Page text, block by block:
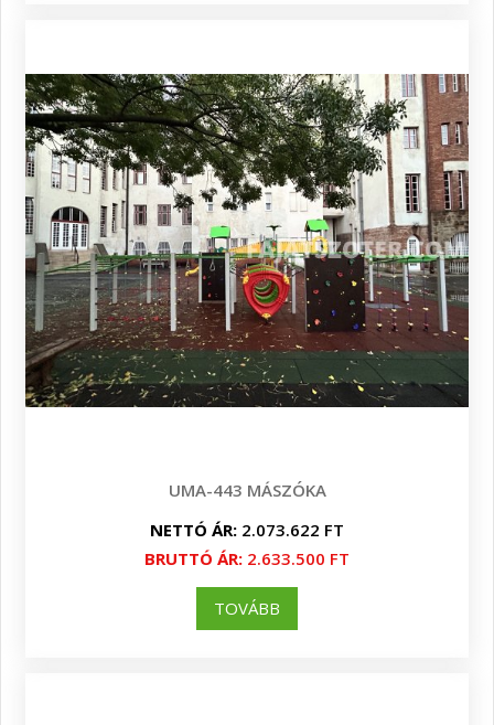
UMA-443 MÁSZÓKA
NETTÓ ÁR: 2.073.622 FT
BRUTTÓ ÁR: 2.633.500 FT
TOVÁBB